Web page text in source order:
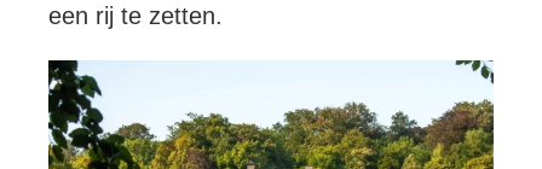
een rij te zetten.